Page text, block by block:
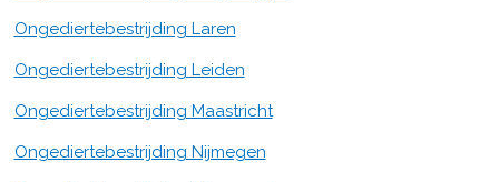
Ongediertebestrijding Laren
Ongediertebestrijding Leiden
Ongediertebestrijding Maastricht
Ongediertebestrijding Nijmegen